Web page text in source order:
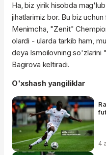
Ha, biz yirik hisobda
jihatlarimiz bor. Bu biz
Menimcha, "Zenit"
olardi - ularda tarkib ham,
deya Ismoilovning so'zlarini
Bagirova keltiradi.
O'xshash yangiliklar
4